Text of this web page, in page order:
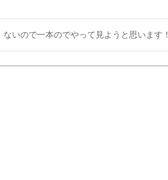
いので一本のでやって見ようと思います！